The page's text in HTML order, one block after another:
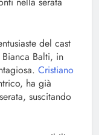
del cast
Balti, in
Cristiano
ha già
suscitando